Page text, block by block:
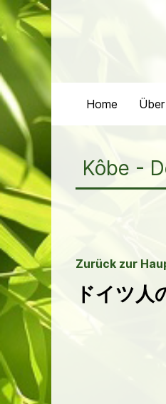
Home
Kôbe -
Zurück zur
ドイツ人